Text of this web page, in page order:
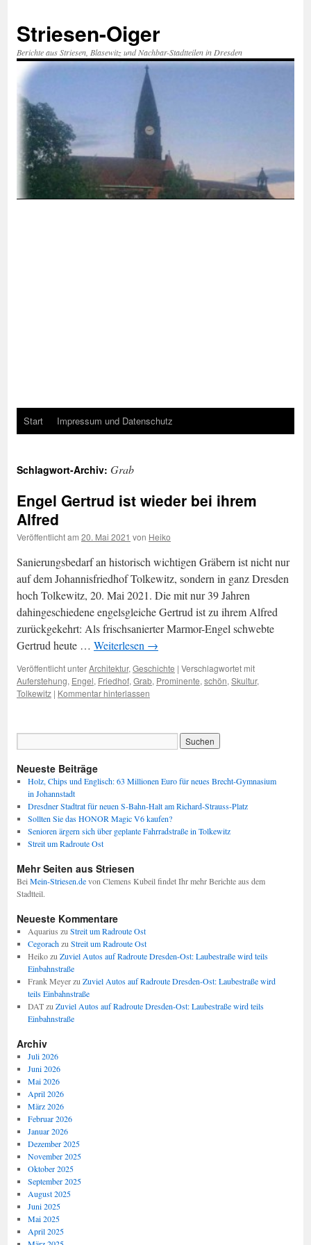
springen
Striesen-Oiger
Berichte aus Striesen, Blasewitz und Nachbar-Stadtteilen in Dresden
Start Impressum und Datenschutz
Schlagwort-Archiv: Grab
Engel Gertrud ist wieder bei ihrem
Alfred
Veröffentlicht am 20. Mai 2021 von Heiko
Sanierungsbedarf an historisch wichtigen Gräbern ist nicht nur
auf dem Johannisfriedhof Tolkewitz, sondern in ganz Dresden
hoch Tolkewitz, 20. Mai 2021. Die mit nur 39 Jahren
dahingeschiedene engelsgleiche Gertrud ist zu ihrem Alfred
zurückgekehrt: Als frischsanierter Marmor-Engel schwebte
Gertrud heute … Weiterlesen →
Veröffentlicht unterArchitektur, Geschichte | Verschlagwortet mit
Auferstehung, Engel, Friedhof, Grab, Prominente, schön, Skultur,
Tolkewitz | Kommentar hinterlassen
Neueste Beiträge
Holz, Chips und Englisch: 63 Millionen Euro für neues Brecht-Gymnasium
in Johannstadt
Dresdner Stadtrat für neuen S-Bahn-Halt am Richard-Strauss-Platz
Sollten Sie das HONOR Magic V6 kaufen?
Senioren ärgern sich über geplante Fahrradstraße in Tolkewitz
Streit um Radroute Ost
Mehr Seiten aus Striesen
Bei Mein-Striesen.devon Clemens Kubeil findet Ihr mehr Berichte aus dem
Stadtteil.
Neueste Kommentare
Aquarius zu Streit um Radroute Ost
Cegorachzu Streit um Radroute Ost
Heikozu Zuviel Autos auf Radroute Dresden-Ost: Laubestraße wird teils
Einbahnstraße
Frank Meyerzu Zuviel Autos auf Radroute Dresden-Ost: Laubestraße wird
teils Einbahnstraße
DATzu Zuviel Autos auf Radroute Dresden-Ost: Laubestraße wird teils
Einbahnstraße
Archiv
Juli 2026
Juni 2026
Mai 2026
April 2026
März 2026
Februar 2026
Januar 2026
Dezember 2025
November 2025
Oktober 2025
September 2025
August 2025
Juni 2025
Mai 2025
April 2025